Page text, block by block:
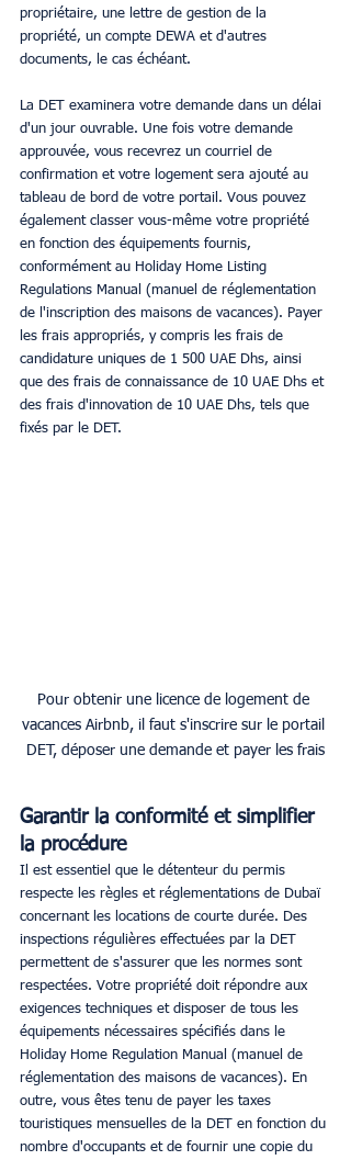
propriétaire, une lettre de gestion de la
propriété, un compte DEWA et d'autres
documents, le cas échéant.
La DET examinera votre demande dans un délai
d'un jour ouvrable. Une fois votre demande
approuvée, vous recevrez un courriel de
confirmation et votre logement sera ajouté au
tableau de bord de votre portail. Vous pouvez
également classer vous-même votre propriété
en fonction des équipements fournis,
conformément au Holiday Home Listing
Regulations Manual (manuel de réglementation
de l'inscription des maisons de vacances). Payer
les frais appropriés, y compris les frais de
candidature uniques de 1 500 UAE Dhs, ainsi
que des frais de connaissance de 10 UAE Dhs et
des frais d'innovation de 10 UAE Dhs, tels que
fixés par le DET.
Pour obtenir une licence de logement de
vacances Airbnb, il faut s'inscrire sur le portail
DET, déposer une demande et payer les frais
Garantir la conformité et simplifier
la procédure
Il est essentiel que le détenteur du permis
respecte les règles et réglementations de Dubaï
concernant les locations de courte durée. Des
inspections régulières effectuées par la DET
permettent de s'assurer que les normes sont
respectées. Votre propriété doit répondre aux
exigences techniques et disposer de tous les
équipements nécessaires spécifiés dans le
Holiday Home Regulation Manual (manuel de
réglementation des maisons de vacances). En
outre, vous êtes tenu de payer les taxes
touristiques mensuelles de la DET en fonction du
nombre d'occupants et de fournir une copie du